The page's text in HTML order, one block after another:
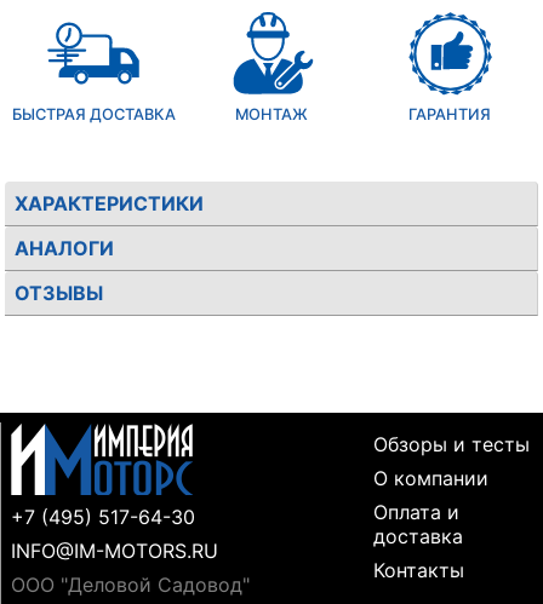
БЫСТРАЯ ДОСТАВКА МОНТАЖ ГАРАНТИЯ
ХАРАКТЕРИСТИКИ
АНАЛОГИ
ОТЗЫВЫ
+7 (495) 517-64-30
INFO@IM-MOTORS.RU
ООО "Деловой Садовод"
Обзоры и тесты
О компании
Оплата и
доставка
Контакты